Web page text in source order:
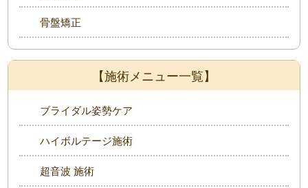
骨盤矯正
【施術メニュー一覧】
ブライダル姿勢ケア
ハイボルテージ施術
超音波 施術